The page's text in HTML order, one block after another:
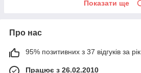
Показати ще
Про нас
95% позитивних з 37 відгуків за рік
Працює з 26.02.2010